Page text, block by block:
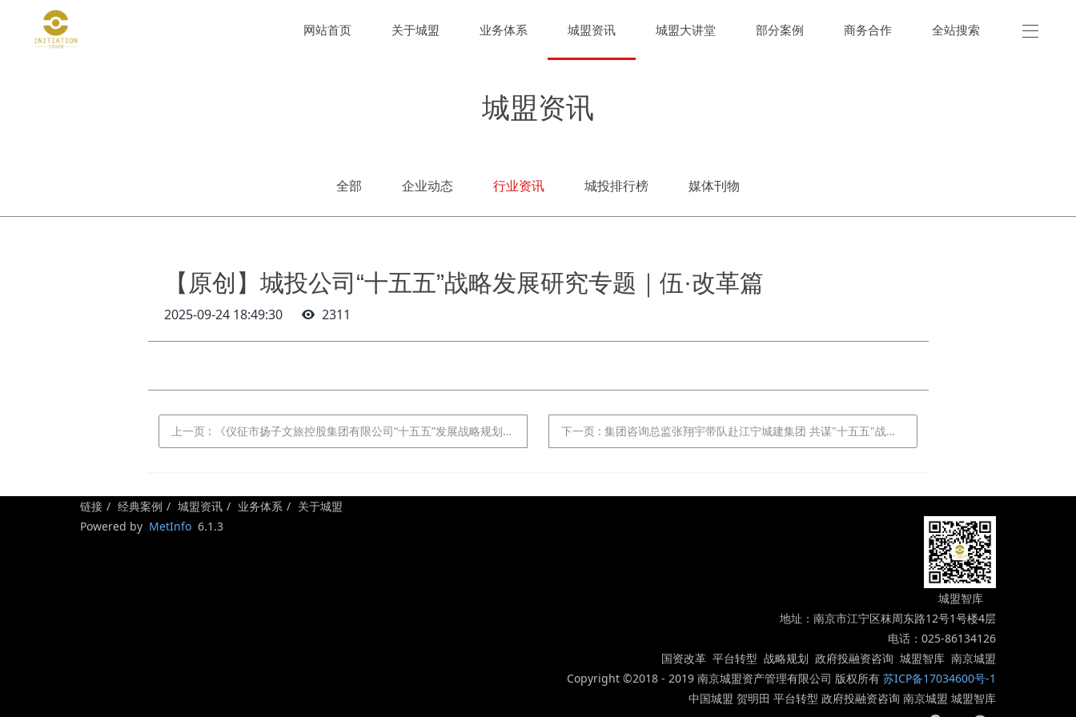
网站首页 关于城盟 业务体系 城盟资讯 城盟大讲堂 部分案例 商务合作 全站搜索
城盟资讯
全部 企业动态 行业资讯 城投排行榜 媒体刊物
【原创】城投公司“十五五”战略发展研究专题｜伍·改革篇
2025-09-24 18:49:30 2311
上一页 : 《仪征市扬子文旅控股集团有限公司“十五五”发展战略规划》咨询项目日前启动 下一页 : 集团咨询总监张翔宇带队赴江宁城建集团 共谋"十五五"战略规划协同合作
链接 经典案例 城盟资讯 业务体系
关于城盟
Powered by MetInfo 6.1.3
城盟智库
地址：南京市江宁区秣周东路12号1号楼4层
电话：025-86134126
国资改革 平台转型 战略规划 政府投融资咨询 城盟智库 南京城盟
Copyright ©2018 - 2019 南京城盟资产管理有限公司 版权所有 苏ICP备17034600号-1
中国城盟 贺明田 平台转型 政府投融资咨询 南京城盟 城盟智库